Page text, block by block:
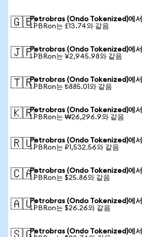
🇬🇧Petrobras (Ondo Tokenized)에서
1 PBRon는 £13.74와 같음
🇯🇵Petrobras (Ondo Tokenized)에서
1 PBRon는 ¥2,945.98와 같음
🇹🇷Petrobras (Ondo Tokenized)에서
1 PBRon는 ₺885.01와 같음
🇰🇷Petrobras (Ondo Tokenized)에서
1 PBRon는 ₩26,296.9와 같음
🇷🇺Petrobras (Ondo Tokenized)에서
1 PBRon는 ₽1,532.56와 같음
🇨🇦Petrobras (Ondo Tokenized)에서
1 PBRon는 $25.86와 같음
🇦🇺Petrobras (Ondo Tokenized)에서
1 PBRon는 $26.26와 같음
Petrobras (Ondo Tokenized)에서